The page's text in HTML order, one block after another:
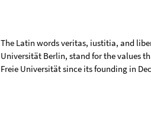
The Latin words veritas, iustitia, and
Universität Berlin, stand for the values
Freie Universität since its founding in